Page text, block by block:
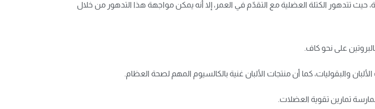
تتدهور الكتلة العضلية مع التقدّم في العمر، إلا أنه يمكن مواجهة هذا التدهور من خلال
على نحو كاف.
والبقوليات، كما أن منتجات الألبان غنية بالكالسيوم المهم لصحة العظام.
تمارين تقوية العضلات.